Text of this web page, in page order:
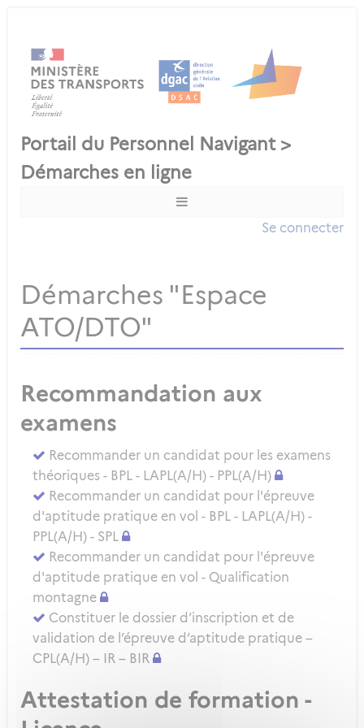
Se connecter
Démarches "Espace
ATO/DTO"
Recommandation aux
examens
Recommander un candidat pour les examens
théoriques - BPL - LAPL(A/H) - PPL(A/H)
Recommander un candidat pour l'épreuve
d'aptitude pratique en vol - BPL - LAPL(A/H) -
PPL(A/H) - SPL
Recommander un candidat pour l'épreuve
d'aptitude pratique en vol - Qualification
montagne
Constituer le dossier d’inscription et de
validation de l’épreuve d’aptitude pratique –
CPL(A/H) – IR – BIR
Attestation de formation -